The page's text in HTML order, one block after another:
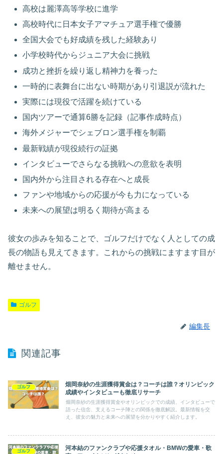
高校は麗澤高等学校に進学
高校時代に日本女子アマチュア選手権で優勝
全国大会でも好成績を残した経験あり
小学校時代からジュニア大会に挑戦
成功と挫折を繰り返し精神力を養った
一時的に表舞台に出ない時期があり引退説が流れた
実際には現役で活躍を続けている
国内ツアーで通算6勝を記録（記事作成時点）
海外メジャーでシェブロン選手権を制覇
最新戦績が現役続行の証拠
インタビューでさらなる挑戦への意欲を表明
国内外から注目される存在へと成長
ファンや地域からの応援が今も力になっている
未来への展望は明るく期待が高まる
彼女の歩みを知ることで、ゴルフだけでなく人としての成
長の物語も見えてきます。これからの挑戦にますます目が
離せません。
ゴルフ
編集長
関連記事
ゴルフ
畑岡奈紗の生涯獲得賞金は？コーチは誰？オリンピック
成績やインタビューも徹底リサーチ
畑岡奈紗の生涯獲得賞金やオリンピックでの成績、インタビューで
語った信念、支えるコーチ陣との関係を徹底解説。最新情報を交
え、彼女の魅力と未来への展望を分かりやすく紹介します。
ゴルフ
河本結のファンクラブや応援タオル・BMWの愛車・歌